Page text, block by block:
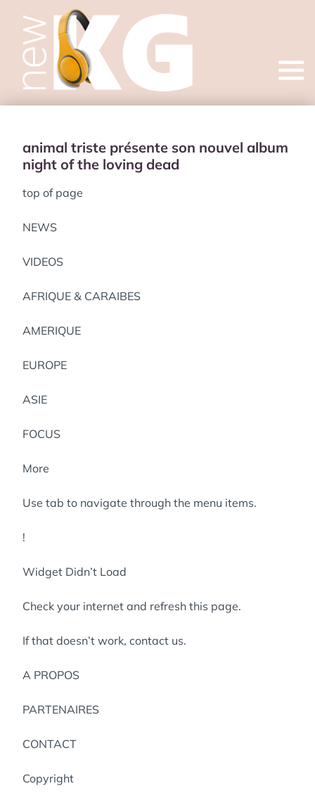
Open
animal triste présente son nouvel album
night of the loving dead
top of page
NEWS
VIDEOS
AFRIQUE & CARAIBES
AMERIQUE
EUROPE
ASIE
FOCUS
More
Use tab to navigate through the menu items.
!
Widget Didn’t Load
Check your internet and refresh this page.
If that doesn’t work, contact us.
A PROPOS
PARTENAIRES
CONTACT
Copyright